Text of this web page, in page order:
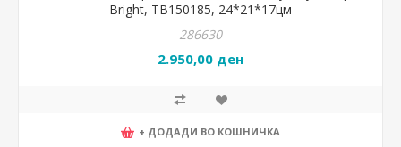
Bright, TB150185, 24*21*17цм
286630
2.950,00 ден
+ ДОДАДИ ВО КОШНИЧКА